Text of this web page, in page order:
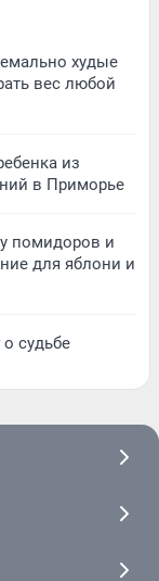
худые
вес любой
из
в Приморье
помидоров и
для яблони и
о судьбе